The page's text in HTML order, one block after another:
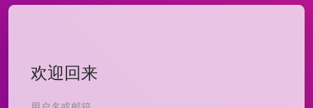
欢迎回来